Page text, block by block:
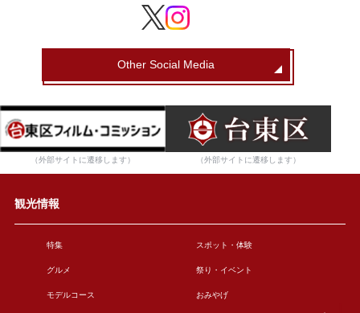
Other Social Media
（外部サイトに遷移します） （外部サイトに遷移します）
観光情報
特集 スポット・体験
グルメ 祭り・イベント
モデルコース おみやげ